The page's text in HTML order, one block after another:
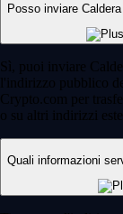
Posso inviare
Sì, puoi inviare
l'indirizzo pubblico
Crypto.com per
o su altri indirizzi
Quali informazioni